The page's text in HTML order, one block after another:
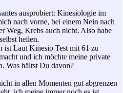
ausprobiert: Kinesiologie im
nach vorne, bei einem Nein nach
Weg, Krebs auch nicht. Also habe
heilen.
ist Laut Kinesio Test mit 61 zu
und ich möchte meine private
Was hältst Du davon?
in allen Momenten gut abgrenzen